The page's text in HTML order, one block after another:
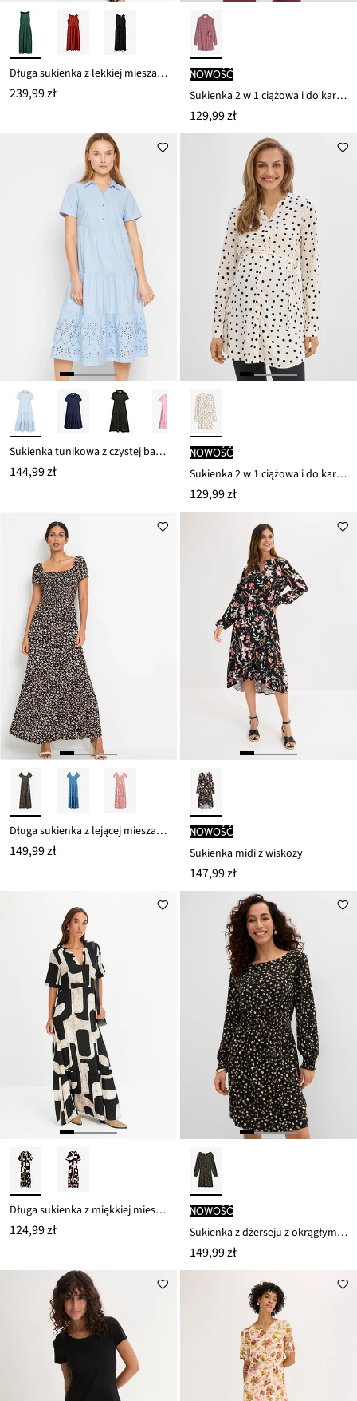
Długa sukienka z lekkiej mieszanki lnu i wiskozy
239,99 zł
nowość
Sukienka 2 w 1 ciążowa i do karmienia, z lejącej wiskozy
129,99 zł
Sukienka tunikowa z czystej bawełny z ażurowym haftem
144,99 zł
nowość
Sukienka 2 w 1 ciążowa i do karmienia, z lejącej wiskozy
129,99 zł
Długa sukienka z lejącej mieszanki wiskozy
149,99 zł
nowość
Sukienka midi z wiskozy
147,99 zł
Długa sukienka z miękkiej mieszanki wiskozy
124,99 zł
nowość
Sukienka z dżerseju z okrągłym dekoltem
149,99 zł